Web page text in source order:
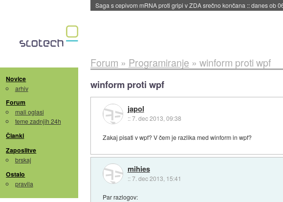
BMW v vozilih začel predvajati reklame::danes ob 06:09
Novice
arhiv
Forum
mali oglasi
teme zadnjih 24h
Članki
Zaposlitve
brskaj
Ostalo
pravila
Forum » Programiranje » winform proti wpf
winform proti wpf
japol
::7. dec 2013, 09:38
Zakaj pisati v wpf? V čem je razlika med winform in wpf?
mihies
::7. dec 2013, 15:41
Par razlogov: